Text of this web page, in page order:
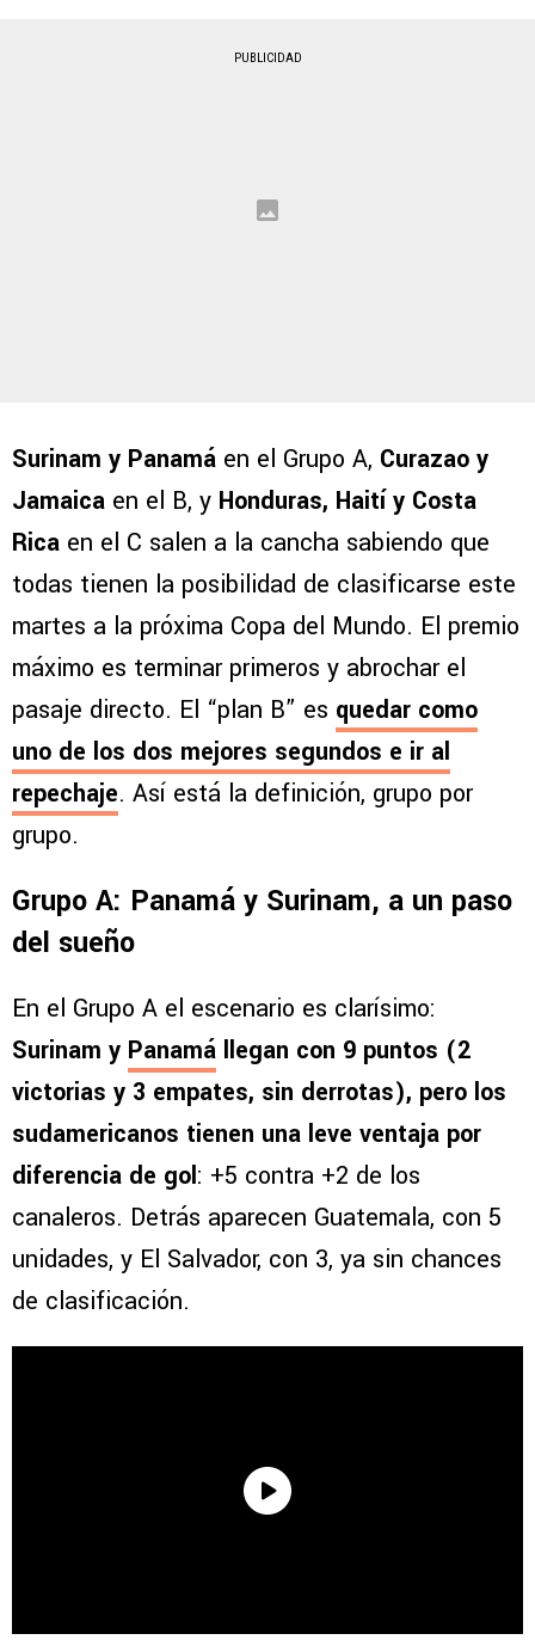
PUBLICIDAD
Surinam y Panamá en el Grupo A, Curazao y
Jamaica en el B, y Honduras, Haití y Costa
Rica en el C salen a la cancha sabiendo que
todas tienen la posibilidad de clasificarse este
martes a la próxima Copa del Mundo. El premio
máximo es terminar primeros y abrochar el
pasaje directo. El “plan B” es quedar como
uno de los dos mejores segundos e ir al
repechaje. Así está la definición, grupo por
grupo.
Grupo A: Panamá y Surinam, a un paso
del sueño
En el Grupo A el escenario es clarísimo:
Surinam y Panamá llegan con 9 puntos (2
victorias y 3 empates, sin derrotas), pero los
sudamericanos tienen una leve ventaja por
diferencia de gol: +5 contra +2 de los
canaleros. Detrás aparecen Guatemala, con 5
unidades, y El Salvador, con 3, ya sin chances
de clasificación.